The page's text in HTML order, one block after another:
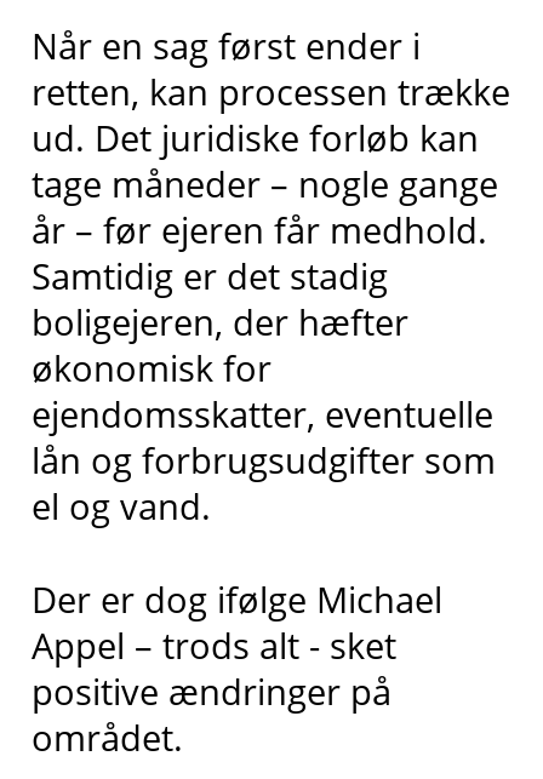
Når en sag først ender i
retten, kan processen trække
ud. Det juridiske forløb kan
tage måneder – nogle gange
år – før ejeren får medhold.
Samtidig er det stadig
boligejeren, der hæfter
økonomisk for
ejendomsskatter, eventuelle
lån og forbrugsudgifter som
el og vand.
Der er dog ifølge Michael
Appel – trods alt - sket
positive ændringer på
området.